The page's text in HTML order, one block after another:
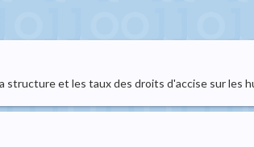
et les taux des droits d'accise sur les